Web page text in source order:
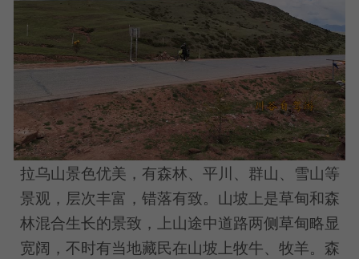
拉乌山景色优美，有森林、平川、群山、雪山等
景观，层次丰富，错落有致。山坡上是草甸和森
林混合生长的景致，上山途中道路两侧草甸略显
宽阔，不时有当地藏民在山坡上牧牛、牧羊。森